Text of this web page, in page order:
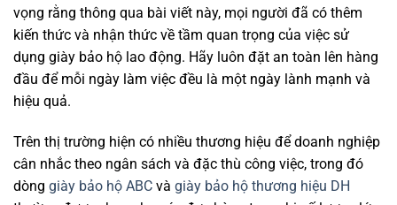
vọng rằng thông qua bài viết này, mọi người đã có thêm
kiến thức và nhận thức về tầm quan trọng của việc sử
dụng giày bảo hộ lao động. Hãy luôn đặt an toàn lên hàng
đầu để mỗi ngày làm việc đều là một ngày lành mạnh và
hiệu quả.
Trên thị trường hiện có nhiều thương hiệu để doanh nghiệp
cân nhắc theo ngân sách và đặc thù công việc, trong đó
dòng giày bảo hộ ABC và giày bảo hộ thương hiệu DH